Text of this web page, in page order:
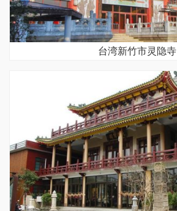
台湾新竹市灵隐寺